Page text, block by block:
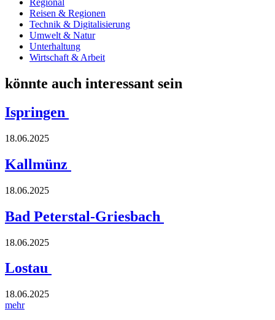
Regional
Reisen & Regionen
Technik & Digitalisierung
Umwelt & Natur
Unterhaltung
Wirtschaft & Arbeit
könnte auch interessant sein
Ispringen
18.06.2025
Kallmünz
18.06.2025
Bad Peterstal-Griesbach
18.06.2025
Lostau
18.06.2025
mehr